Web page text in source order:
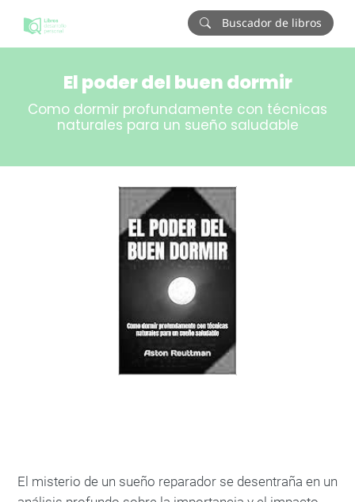
Buscador de libros
El poder del buen dormir
Como dormir profundamente con técnicas
naturales para un sueño saludable
El misterio de un sueño reparador se desentraña en un